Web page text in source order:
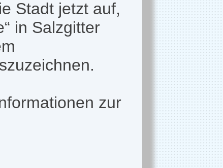
Stadt jetzt auf,
in Salzgitter
zur